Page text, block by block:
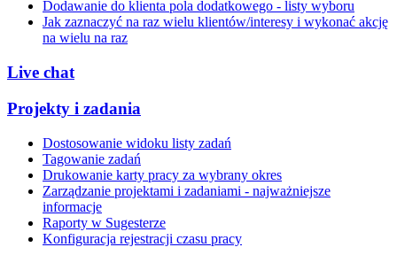
Dodawanie do klienta pola dodatkowego - listy wyboru
Jak zaznaczyć na raz wielu klientów/interesy i wykonać akcję
na wielu na raz
Live chat
Projekty i zadania
Dostosowanie widoku listy zadań
Tagowanie zadań
Drukowanie karty pracy za wybrany okres
Zarządzanie projektami i zadaniami - najważniejsze
informacje
Raporty w Sugesterze
Konfiguracja rejestracji czasu pracy